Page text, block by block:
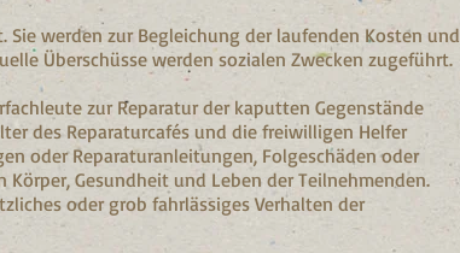
werden zur Begleichung der laufenden Kosten und
Überschüsse werden sozialen Zwecken zugeführt.
zur Reparatur der kaputten Gegenstände
des Reparaturcafés und die freiwilligen Helfer
oder Reparaturanleitungen, Folgeschäden oder
Gesundheit und Leben der Teilnehmenden.
oder grob fahrlässiges Verhalten der